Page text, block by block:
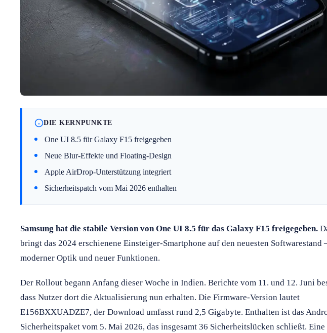
DIE KERNPUNKTE
One UI 8.5 für Galaxy F15 freigegeben
Neue Blur-Effekte und Floating-Design
Apple AirDrop-Unterstützung integriert
Sicherheitspatch vom Mai 2026 enthalten
Samsung hat die stabile Version von One UI 8.5 für das Galaxy F15 freigegeben.
bringt das 2024 erschienene Einsteiger-Smartphone auf den neuesten Softwarestand
moderner Optik und neuer Funktionen.
Der Rollout begann Anfang dieser Woche in Indien. Berichte vom 11. und 12. Juni
dass Nutzer dort die Aktualisierung nun erhalten. Die Firmware-Version lautet
E156BXXUADZE7, der Download umfasst rund 2,5 Gigabyte. Enthalten ist das
Sicherheitspaket vom 5. Mai 2026, das insgesamt 36 Sicherheitslücken schließt. Eine